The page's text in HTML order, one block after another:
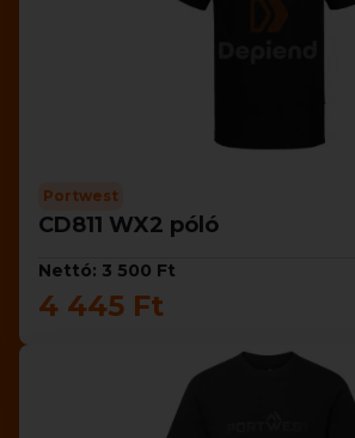
Portwest
CD811 WX2 póló
Nettó: 3 500 Ft
4 445 Ft